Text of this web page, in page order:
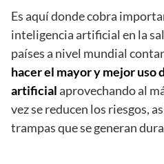
Es aquí donde cobra
inteligencia artificial en la
países a nivel mundial
hacer el mayor y mejor uso
artificialaprovechando al
vez se reducen los riesgos,
trampas que se generan